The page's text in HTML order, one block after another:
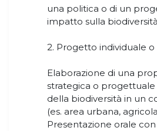
una politica o di un
impatto sulla
2. Progetto individuale
Elaborazione di una
strategica o
della biodiversità in un
(es. area urbana,
Presentazione orale